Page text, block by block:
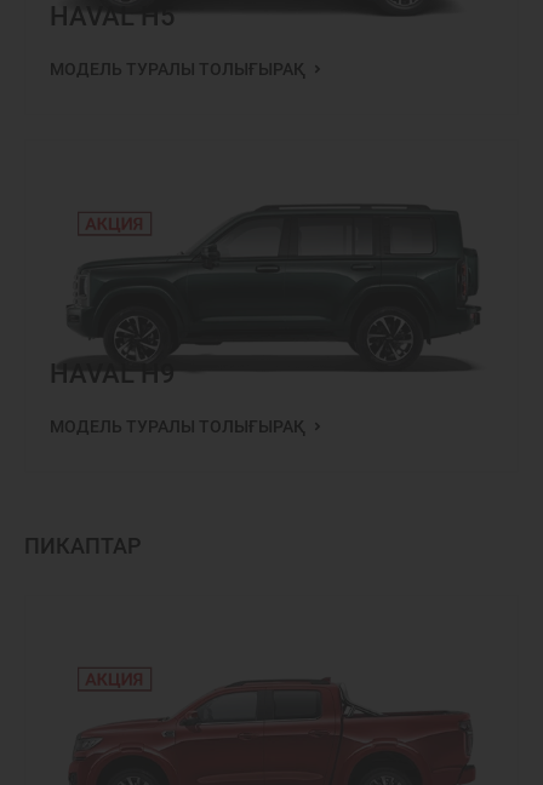
HAVAL H5
МОДЕЛЬ ТУРАЛЫ ТОЛЫҒЫРАҚ
HAVAL H9
МОДЕЛЬ ТУРАЛЫ ТОЛЫҒЫРАҚ
ПИКАПТАР